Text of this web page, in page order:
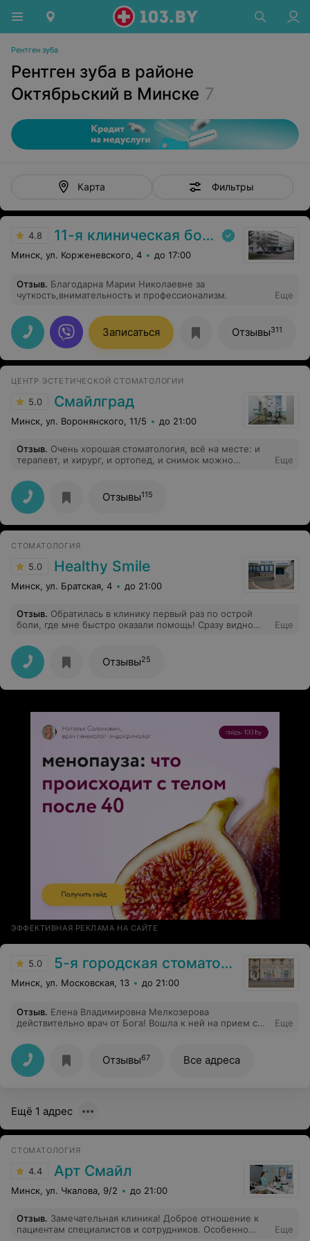
Рентген зуба
Рентген зуба в районе
Октябрьский в Минске 7
Карта Фильтры
4.8 11-я клиническая больница
Минск, ул. Корженевского, 4 до 17:00
Отзыв. Благодарна Марии Николаевне за
чуткость,внимательность и профессионализм.
Еще
Записаться Отзывы311
ЦЕНТР ЭСТЕТИЧЕСКОЙ СТОМАТОЛОГИИ
5.0 Смайлград
Минск, ул. Воронянского, 11/5 до 21:00
Отзыв. Очень хорошая стоматология, всё на месте: и
терапевт, и хирург, и ортопед, и снимок можно
Еще
Отзывы115
СТОМАТОЛОГИЯ
5.0 Healthy Smile
Минск, ул. Братская, 4 до 21:00
Отзыв. Обратилась в клинику первый раз по острой
боли, где мне быстро оказали помощь! Сразу видно
Теперь только к Вам. Рекомендую!
Еще
Отзывы25
ЭФФЕКТИВНАЯ РЕКЛАМА НА САЙТЕ
5.0 5-я городская стоматологическая поликлиника
Минск, ул. Московская, 13 до 21:00
Отзыв. Елена Владимировна Мелкозерова
действительно врач от Бога! Вошла к ней на прием со
Еще
Отзывы67 Все адреса
Ещё 1 адрес
СТОМАТОЛОГИЯ
4.4 Арт Смайл
Минск, ул. Чкалова, 9/2 до 21:00
Отзыв. Замечательная клиника! Доброе отношение к
пациентам специалистов и сотрудников. Особенно
Еще